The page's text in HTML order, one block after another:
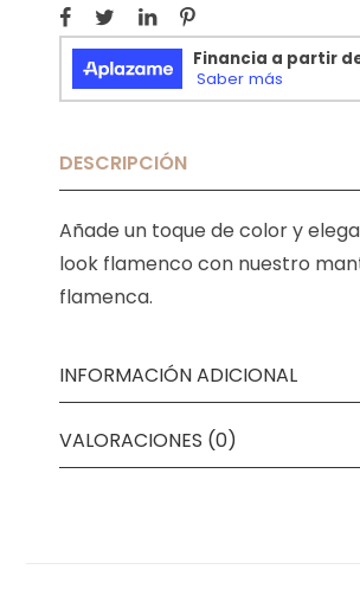
DESCRIPCIÓN
Añade un toque de color y
look flamenco con nuestro
flamenca.
INFORMACIÓN ADICIONAL
VALORACIONES (0)